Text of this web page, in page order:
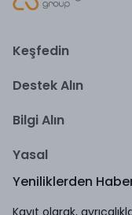
Keşfedin
Destek Alın
Bilgi Alın
Yasal
Yeniliklerden
Kayıt olarak,